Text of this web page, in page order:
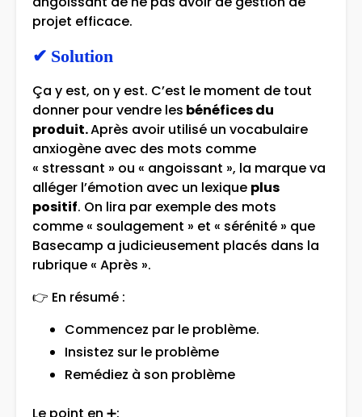
projet efficace.
✔ Solution
Ça y est, on y est. C’est le moment de tout
donner pour vendre les bénéfices du
produit.Après avoir utilisé un vocabulaire
anxiogène avec des mots comme
« stressant » ou « angoissant », la marque va
alléger l’émotion avec un lexique plus
positif. On lira par exemple des mots
comme « soulagement » et « sérénité » que
Basecamp a judicieusement placés dans la
rubrique « Après ».
👉 En résumé :
Commencez par le problème.
Insistez sur le problème
Remédiez à son problème